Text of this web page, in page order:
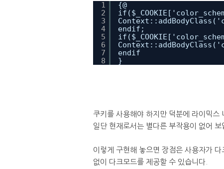
1
2
3
4
5
6
7
8
{@
endif;
endif
}
쿠키를 사용해야 하지만 덕분에 라이믹스
일단 현재로서는 별다른 부작용이 없어 보
이렇게 구현해 놓으면 장점은 사용자가
없이 다크모드를 제공할 수 있습니다.